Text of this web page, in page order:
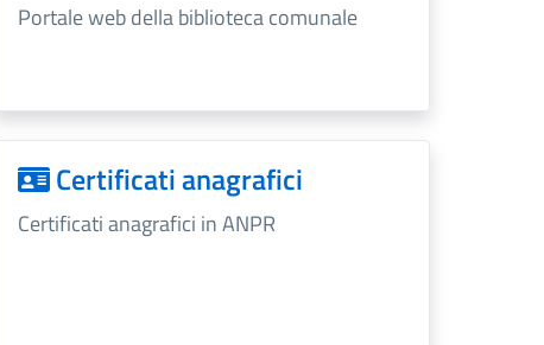
Portale web della biblioteca comunale
Certificati anagrafici
Certificati anagrafici in ANPR